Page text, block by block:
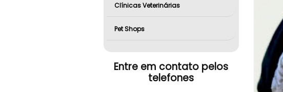
Clínicas Veterinárias
Pet Shops
Entre em contato pelos
telefones